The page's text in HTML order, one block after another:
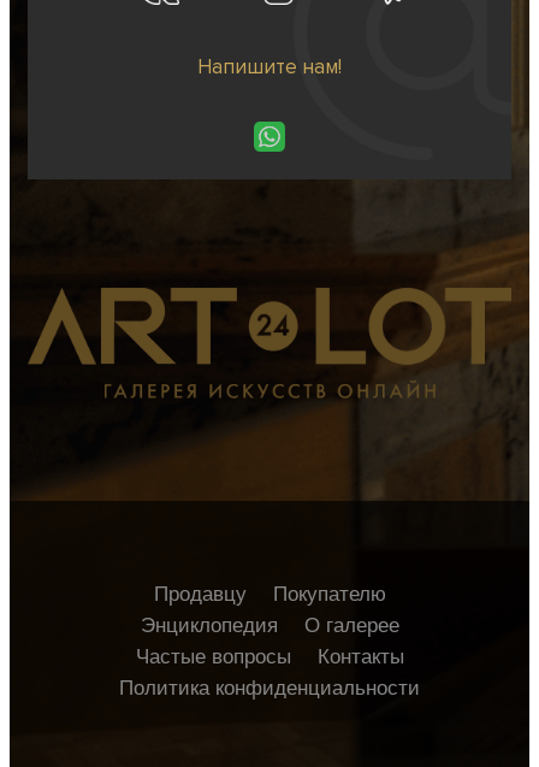
Напишите нам!
Продавцу
Покупателю
Энциклопедия
О галерее
Частые вопросы
Контакты
Политика конфиденциальности